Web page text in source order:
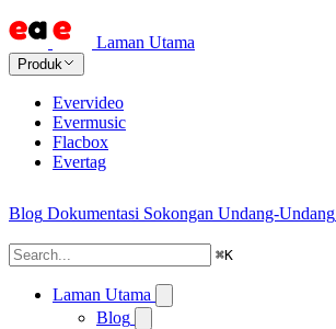
Laman Utama
Produk
Evervideo
Evermusic
Flacbox
Evertag
Blog Dokumentasi Sokongan Undang-Undang
⌘K
Laman Utama
Blog